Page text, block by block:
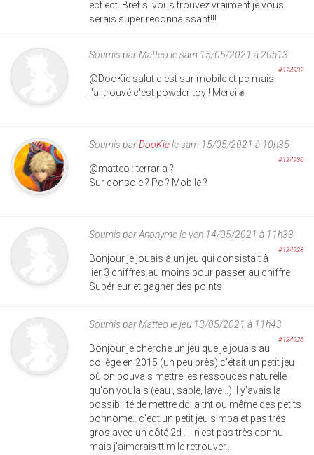
ect ect. Bref si vous trouvez vraiment je vous
serais super reconnaissant!!!
Soumis parMatteo le sam 15/05/2021 à 20h13
#124932
@DooKie salut c'est sur mobile et pc mais
j'ai trouvé c'est powder toy ! Merci ✊
Soumis parDooKiele sam 15/05/2021 à 10h35
#124930
@matteo : terraria ?
Sur console ? Pc ? Mobile ?
Soumis parAnonymele ven 14/05/2021 à 11h33
#124928
Bonjour je jouais à un jeu qui consistait à
lier 3 chiffres au moins pour passer au chiffre
Supérieur et gagner des points
Soumis parMatteo le jeu 13/05/2021 à 11h43
#124926
Bonjour je cherche un jeu que je jouais au
collège en 2015 (un peu près) c'était un petit jeu
où on pouvais mettre les ressouces naturelle
qu'on voulais (eau , sable, lave ..) il y'avais la
possibilité de mettre dd la tnt ou même des petits
bohnome.. c'edt un petit jeu simpa et pas très
gros avec un côté 2d . Il n'est pas très connu
mais j'aimerais ttlm le retrouver...